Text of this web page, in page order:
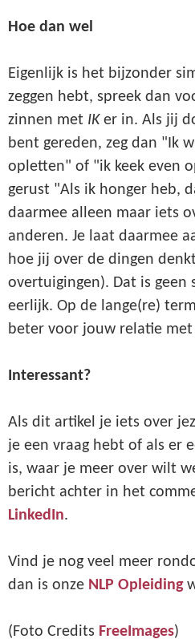
Hoe dan wel
Eigenlijk is het bijzonder
zeggen hebt, spreek dan
zinnen met IK er in. Als jij
bent gereden, zeg dan "Ik
opletten" of "ik keek even
gerust "Als ik honger heb,
daarmee alleen maar iets
anderen. Je laat daarmee
hoe jij over de dingen
overtuigingen). Dat is geen
eerlijk. Op de lange(re)
beter voor jouw relatie met
Interessant?
Als dit artikel je iets over
je een vraag hebt of als er
is, waar je meer over wilt
bericht achter in het
LinkedIn.
Vind je nog veel meer
dan is onze NLP Opleiding
(Foto Credits FreeImages)